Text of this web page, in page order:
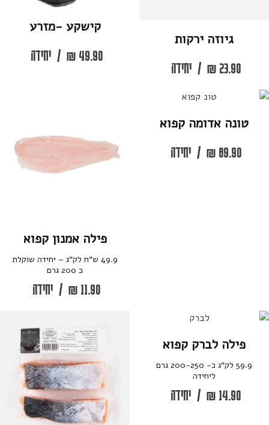
גיוזה ירקות
₪ 23.90
/ יחידה
קישקע -מזרע
₪49.90
/ יחידה
טונה אדומה קפוא
₪ 89.90
/ יחידה
פילה אמנון קפוא
49.9 ש”ח לק”ג – יחידה שוקלת
כ 200 גרם
₪ 11.90
/ יחידה
פילה לברק קפוא
59.9 לק”ג כ- 200-250 גרם
ליחידה
₪ 14.90
/ יחידה